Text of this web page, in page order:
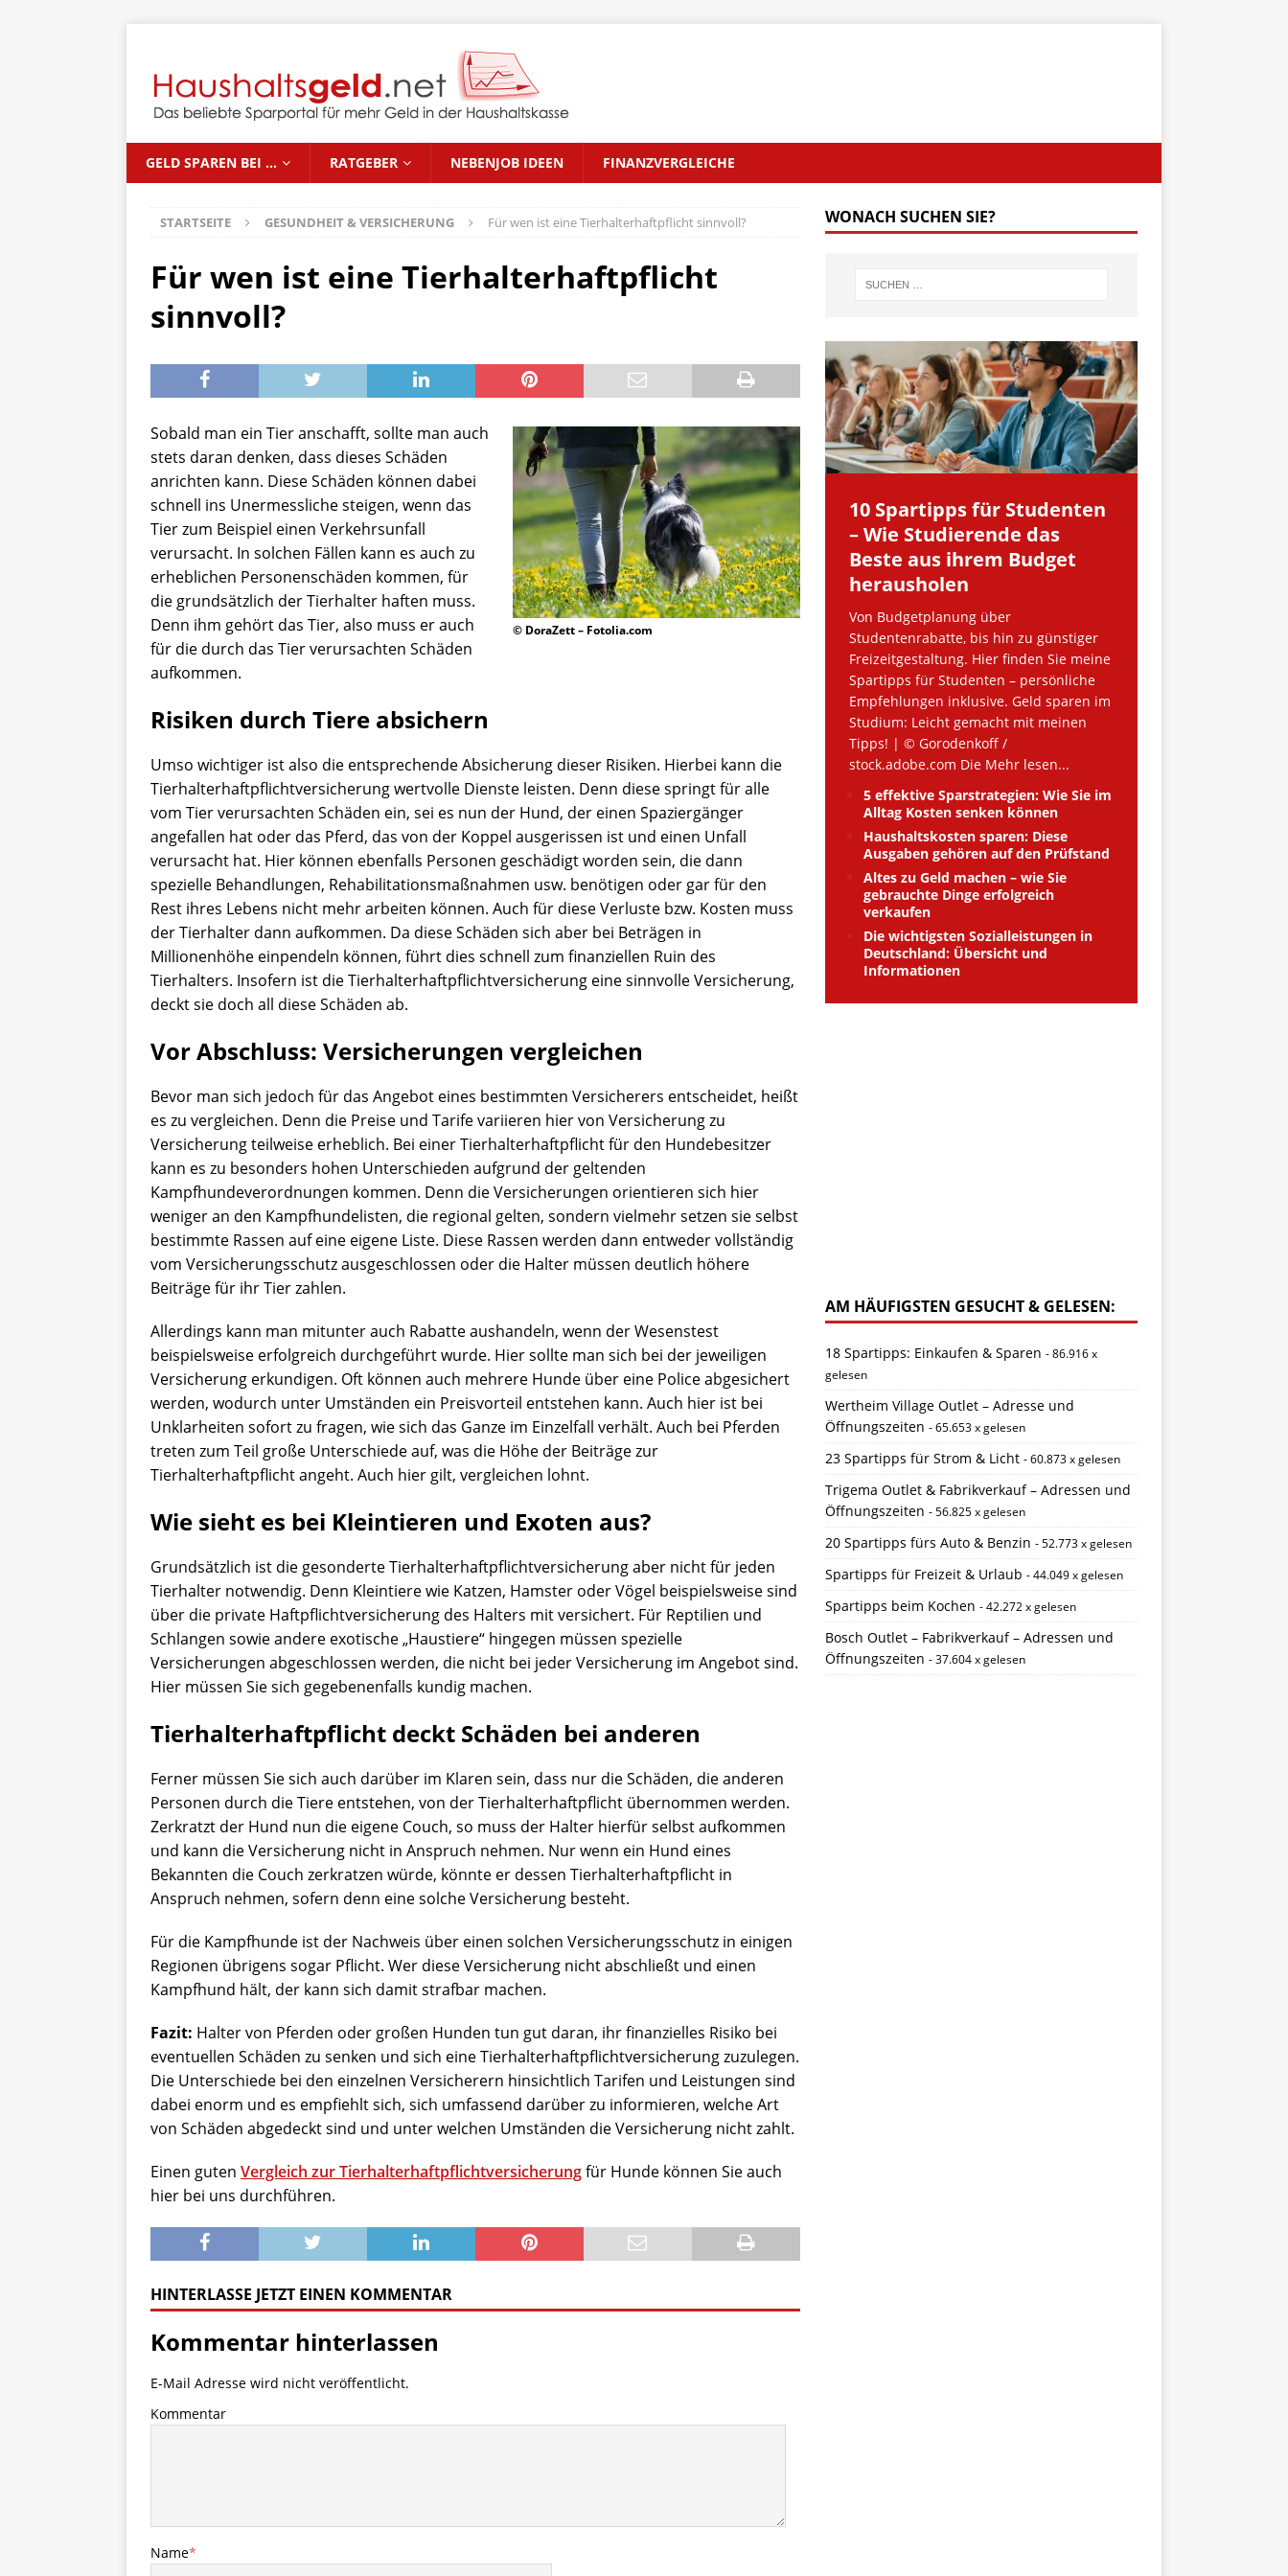
GELD SPAREN BEI … RATGEBER NEBENJOB IDEEN FINANZVERGLEICHE
STARTSEITE GESUNDHEIT & VERSICHERUNG Für wen ist eine Tierhalterhaftpflicht sinnvoll?
Für wen ist eine Tierhalterhaftpflicht
sinnvoll?
© DoraZett – Fotolia.com
Sobald man ein Tier anschafft, sollte man auch
stets daran denken, dass dieses Schäden
anrichten kann. Diese Schäden können dabei
schnell ins Unermessliche steigen, wenn das
Tier zum Beispiel einen Verkehrsunfall
verursacht. In solchen Fällen kann es auch zu
erheblichen Personenschäden kommen, für
die grundsätzlich der Tierhalter haften muss.
Denn ihm gehört das Tier, also muss er auch
für die durch das Tier verursachten Schäden
aufkommen.
Risiken durch Tiere absichern
Umso wichtiger ist also die entsprechende Absicherung dieser Risiken. Hierbei kann die
Tierhalterhaftpflichtversicherung wertvolle Dienste leisten. Denn diese springt für alle
vom Tier verursachten Schäden ein, sei es nun der Hund, der einen Spaziergänger
angefallen hat oder das Pferd, das von der Koppel ausgerissen ist und einen Unfall
verursacht hat. Hier können ebenfalls Personen geschädigt worden sein, die dann
spezielle Behandlungen, Rehabilitationsmaßnahmen usw. benötigen oder gar für den
Rest ihres Lebens nicht mehr arbeiten können. Auch für diese Verluste bzw. Kosten muss
der Tierhalter dann aufkommen. Da diese Schäden sich aber bei Beträgen in
Millionenhöhe einpendeln können, führt dies schnell zum finanziellen Ruin des
Tierhalters. Insofern ist die Tierhalterhaftpflichtversicherung eine sinnvolle Versicherung,
deckt sie doch all diese Schäden ab.
Vor Abschluss: Versicherungen vergleichen
Bevor man sich jedoch für das Angebot eines bestimmten Versicherers entscheidet, heißt
es zu vergleichen. Denn die Preise und Tarife variieren hier von Versicherung zu
Versicherung teilweise erheblich. Bei einer Tierhalterhaftpflicht für den Hundebesitzer
kann es zu besonders hohen Unterschieden aufgrund der geltenden
Kampfhundeverordnungen kommen. Denn die Versicherungen orientieren sich hier
weniger an den Kampfhundelisten, die regional gelten, sondern vielmehr setzen sie selbst
bestimmte Rassen auf eine eigene Liste. Diese Rassen werden dann entweder vollständig
vom Versicherungsschutz ausgeschlossen oder die Halter müssen deutlich höhere
Beiträge für ihr Tier zahlen.
Allerdings kann man mitunter auch Rabatte aushandeln, wenn der Wesenstest
beispielsweise erfolgreich durchgeführt wurde. Hier sollte man sich bei der jeweiligen
Versicherung erkundigen. Oft können auch mehrere Hunde über eine Police abgesichert
werden, wodurch unter Umständen ein Preisvorteil entstehen kann. Auch hier ist bei
Unklarheiten sofort zu fragen, wie sich das Ganze im Einzelfall verhält. Auch bei Pferden
treten zum Teil große Unterschiede auf, was die Höhe der Beiträge zur
Tierhalterhaftpflicht angeht. Auch hier gilt, vergleichen lohnt.
Wie sieht es bei Kleintieren und Exoten aus?
Grundsätzlich ist die gesonderte Tierhalterhaftpflichtversicherung aber nicht für jeden
Tierhalter notwendig. Denn Kleintiere wie Katzen, Hamster oder Vögel beispielsweise sind
über die private Haftpflichtversicherung des Halters mit versichert. Für Reptilien und
Schlangen sowie andere exotische „Haustiere“ hingegen müssen spezielle
Versicherungen abgeschlossen werden, die nicht bei jeder Versicherung im Angebot sind.
Hier müssen Sie sich gegebenenfalls kundig machen.
Tierhalterhaftpflicht deckt Schäden bei anderen
Ferner müssen Sie sich auch darüber im Klaren sein, dass nur die Schäden, die anderen
Personen durch die Tiere entstehen, von der Tierhalterhaftpflicht übernommen werden.
Zerkratzt der Hund nun die eigene Couch, so muss der Halter hierfür selbst aufkommen
und kann die Versicherung nicht in Anspruch nehmen. Nur wenn ein Hund eines
Bekannten die Couch zerkratzen würde, könnte er dessen Tierhalterhaftpflicht in
Anspruch nehmen, sofern denn eine solche Versicherung besteht.
Für die Kampfhunde ist der Nachweis über einen solchen Versicherungsschutz in einigen
Regionen übrigens sogar Pflicht. Wer diese Versicherung nicht abschließt und einen
Kampfhund hält, der kann sich damit strafbar machen.
Fazit: Halter von Pferden oder großen Hunden tun gut daran, ihr finanzielles Risiko bei
eventuellen Schäden zu senken und sich eine Tierhalterhaftpflichtversicherung zuzulegen.
Die Unterschiede bei den einzelnen Versicherern hinsichtlich Tarifen und Leistungen sind
dabei enorm und es empfiehlt sich, sich umfassend darüber zu informieren, welche Art
von Schäden abgedeckt sind und unter welchen Umständen die Versicherung nicht zahlt.
Einen guten Vergleich zur Tierhalterhaftpflichtversicherungfür Hunde können Sie auch
hier bei uns durchführen.
HINTERLASSE JETZT EINEN KOMMENTAR
Kommentar hinterlassen
E-Mail Adresse wird nicht veröffentlicht.
Kommentar
Name*
WONACH SUCHEN SIE?
10 Spartipps für Studenten
– Wie Studierende das
Beste aus ihrem Budget
herausholen
Von Budgetplanung über
Studentenrabatte, bis hin zu günstiger
Freizeitgestaltung. Hier finden Sie meine
Spartipps für Studenten – persönliche
Empfehlungen inklusive. Geld sparen im
Studium: Leicht gemacht mit meinen
Tipps! | © Gorodenkoff /
stock.adobe.com Die Mehr lesen...
5 effektive Sparstrategien: Wie Sie im
Alltag Kosten senken können
Haushaltskosten sparen: Diese
Ausgaben gehören auf den Prüfstand
Altes zu Geld machen – wie Sie
gebrauchte Dinge erfolgreich
verkaufen
Die wichtigsten Sozialleistungen in
Deutschland: Übersicht und
Informationen
AM HÄUFIGSTEN GESUCHT & GELESEN:
18 Spartipps: Einkaufen & Sparen - 86.916 x
gelesen
Wertheim Village Outlet – Adresse und
Öffnungszeiten - 65.653 x gelesen
23 Spartipps für Strom & Licht - 60.873 x gelesen
Trigema Outlet & Fabrikverkauf – Adressen und
Öffnungszeiten - 56.825 x gelesen
20 Spartipps fürs Auto & Benzin - 52.773 x gelesen
Spartipps für Freizeit & Urlaub - 44.049 x gelesen
Spartipps beim Kochen - 42.272 x gelesen
Bosch Outlet – Fabrikverkauf – Adressen und
Öffnungszeiten - 37.604 x gelesen